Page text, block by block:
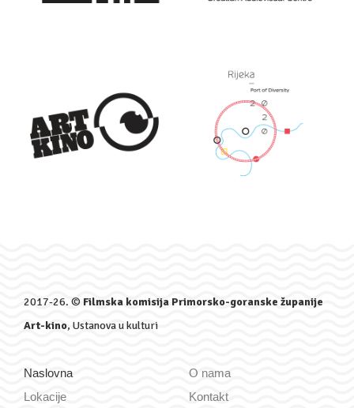
2017-26. © Filmska komisija Primorsko-goranske županije
Art-kino, Ustanova u kulturi
Naslovna
Lokacije
O nama
Kontakt